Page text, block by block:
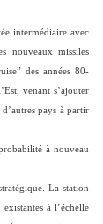
intermédiaire avec
nouveaux missiles
des années 80-
venant s’ajouter
pays à partir
à nouveau
La station
à l’échelle